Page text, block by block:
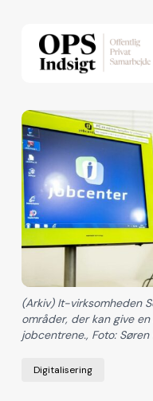
Digitalisering
(Arkiv) It-virksomheden
områder, der kan give
jobcentrene., Foto: